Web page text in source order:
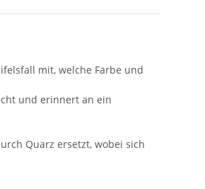
mit, welche Farbe und
und erinnert an ein
Quarz ersetzt, wobei sich